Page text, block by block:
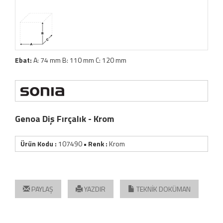
Ebat:A: 74 mm B: 110 mm C: 120 mm
Genoa Diş Fırçalık - Krom
Ürün Kodu : 107490• Renk :Krom
PAYLAŞ YAZDIR TEKNİK DOKÜMAN